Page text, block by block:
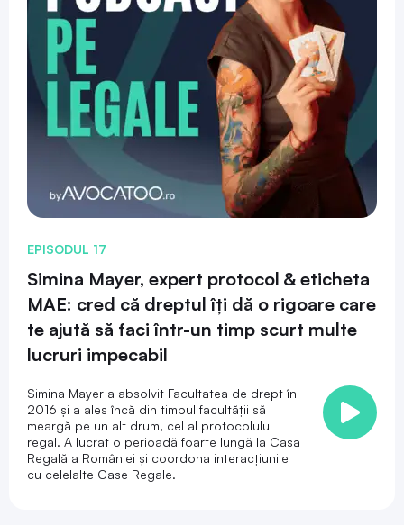
EPISODUL 17
Simina Mayer, expert protocol & eticheta
MAE: cred că dreptul îți dă o rigoare care
te ajută să faci într-un timp scurt multe
lucruri impecabil
Simina Mayer a absolvit Facultatea de drept în
2016 și a ales încă din timpul facultății să
meargă pe un alt drum, cel al protocolului
regal. A lucrat o perioadă foarte lungă la Casa
Regală a României și coordona interacțiunile
cu celelalte Case Regale.